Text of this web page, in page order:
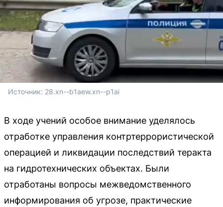
Источник: 28.xn--b1aew.xn--p1ai
В ходе учений особое внимание уделялось
отработке управления контртеррористической
операцией и ликвидации последствий теракта
на гидротехнических объектах. Были
отработаны вопросы межведомственного
информирования об угрозе, практические